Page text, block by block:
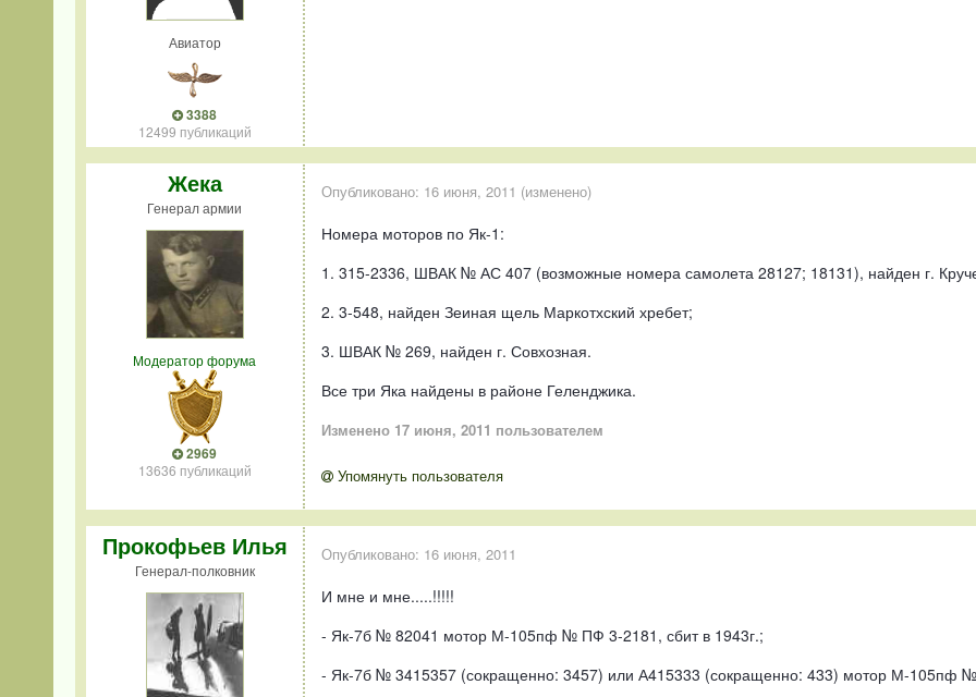
Авиатор
3388
12499 публикаций
Жека
Генерал армии
Модератор форума
2969
13636 публикаций
Опубликовано: 16 июня, 2011 (изменено)
Номера моторов по Як-1:
1. 315-2336, ШВАК № АС 407 (возможные номера самолета 28127; 18131), найден г.
2. 3-548, найден Зеиная щель Маркотхский хребет;
3. ШВАК № 269, найден г. Совхозная.
Все три Яка найдены в районе Геленджика.
Изменено 17 июня, 2011 пользователем
Упомянуть пользователя
Прокофьев Илья
Генерал-полковник
Опубликовано: 16 июня, 2011
И мне и мне.....!!!!!
- Як-7б № 82041 мотор М-105пф № ПФ 3-2181, сбит в 1943г.;
- Як-7б № 3415357 (сокращенно: 3457) или А415333 (сокращенно: 433) мотор М-105пф